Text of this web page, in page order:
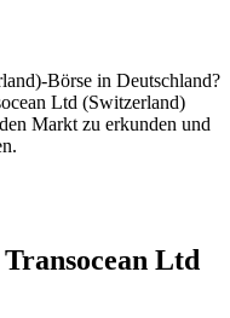
Börse in Deutschland?
Ltd (Switzerland)
Markt zu erkunden und
Ltd